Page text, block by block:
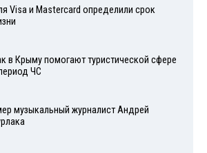
Visа и Mastercard определили срок
в Крыму помогают туристической сфере
ЧС
музыкальный журналист Андрей